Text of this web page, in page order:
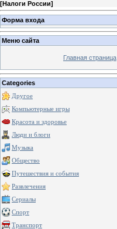
[Налоги России]
Форма входа
Меню сайта
Главная страница
Categories
Другое
Компьютерные игры
Красота и здоровье
Люди и блоги
Музыка
Общество
Путешествия и события
Развлечения
Сериалы
Спорт
Транспорт